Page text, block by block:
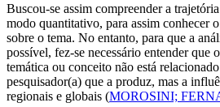
Buscou-se assim compreender a
modo quantitativo, para assim conhecer
sobre o tema. No entanto, para que a
possível, fez-se necessário entender que
temática ou conceito não está
pesquisador(a) que a produz, mas a
regionais e globais (MOROSINI;